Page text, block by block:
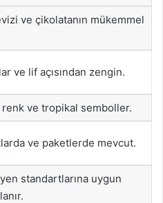
ve çikolatanın mükemmel
ve lif açısından zengin.
renk ve tropikal semboller.
ve paketlerde mevcut.
standartlarına uygun